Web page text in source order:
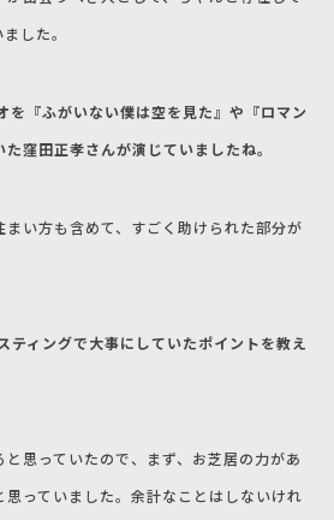
した。
『ふがいない僕は空を見た』や『ロマン
窪田正孝さんが演じていましたね。
い方も含めて、すごく助けられた部分が
ィングで大事にしていたポイントを教え
思っていたので、まず、お芝居の力があ
っていました。余計なことはしないけれ